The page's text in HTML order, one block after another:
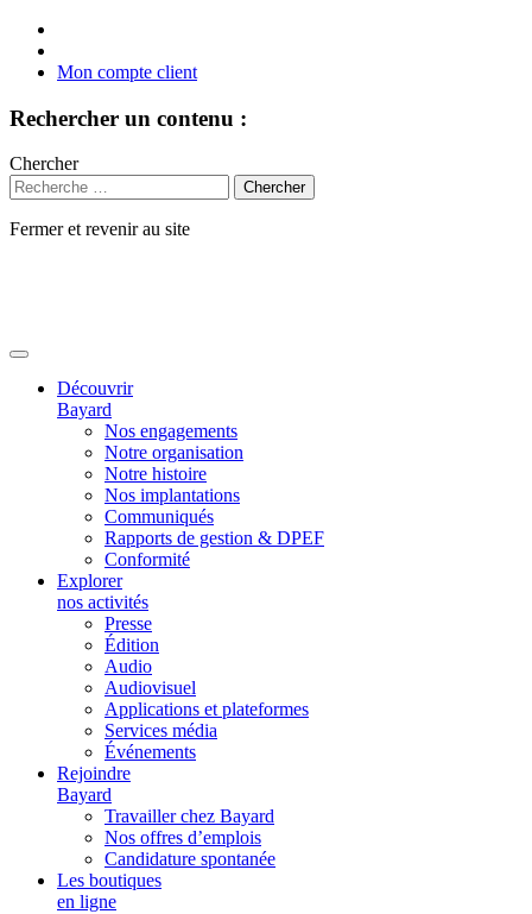
Mon compte client
Rechercher un contenu :
Chercher
Fermer et revenir au site
Découvrir
Bayard
Nos engagements
Notre organisation
Notre histoire
Nos implantations
Communiqués
Rapports de gestion & DPEF
Conformité
Explorer
nos activités
Presse
Édition
Audio
Audiovisuel
Applications et plateformes
Services média
Événements
Rejoindre
Bayard
Travailler chez Bayard
Nos offres d’emplois
Candidature spontanée
Les boutiques
en ligne